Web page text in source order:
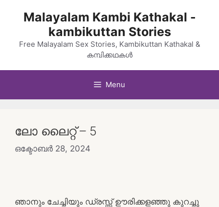
Malayalam Kambi Kathakal -
kambikuttan Stories
Free Malayalam Sex Stories, Kambikuttan Kathakal &
കമ്പിക്കഥകൾ
Menu
ലോ ലൈറ്റ് – 5
ഒക്ടോബർ 28, 2024
ഞാനും ചേച്ചിയും ഡ്രസ്സ് ഊരിക്കളഞ്ഞു കുറച്ചു